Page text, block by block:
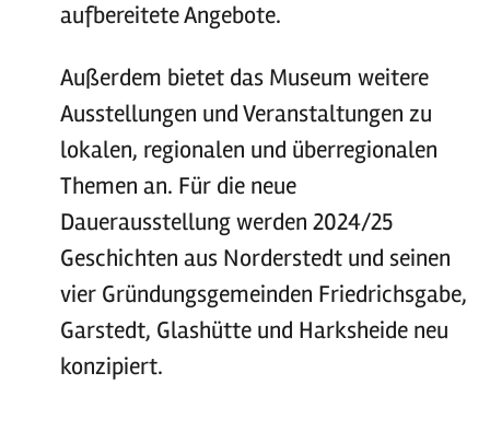
aufbereitete Angebote.
Außerdem bietet das Museum weitere
Ausstellungen und Veranstaltungen zu
lokalen, regionalen und überregionalen
Themen an. Für die neue
Dauerausstellung werden 2024/25
Geschichten aus Norderstedt und seinen
vier Gründungsgemeinden Friedrichsgabe,
Garstedt, Glashütte und Harksheide neu
konzipiert.